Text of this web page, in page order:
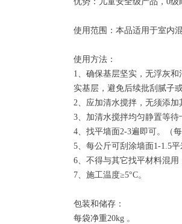
使用范围：本品适用于室内
使用方法：
1、确保基层坚实，无浮灰
实基层，避免后续批刮腻子
2、应加清水搅拌，无须添加
3、加清水搅拌均匀静置等待
4、找平墙面2-3遍即可。（
5、每公斤可刮涂墙面1-1.5
6、不得与其它找平材料混用
7、施工温度≥5°C。
包装和储存：
每袋净重20kg 。